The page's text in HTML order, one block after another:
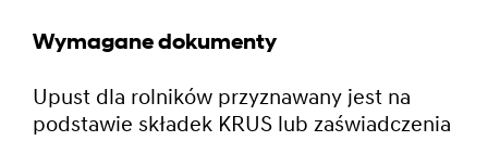
Wymagane dokumenty
Upust dla rolników przyznawany jest na
podstawie składek KRUS lub zaświadczenia